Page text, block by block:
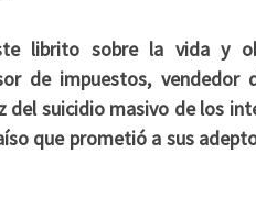
librito sobre la vida y
de impuestos,
suicidio masivo de los
que prometió a sus